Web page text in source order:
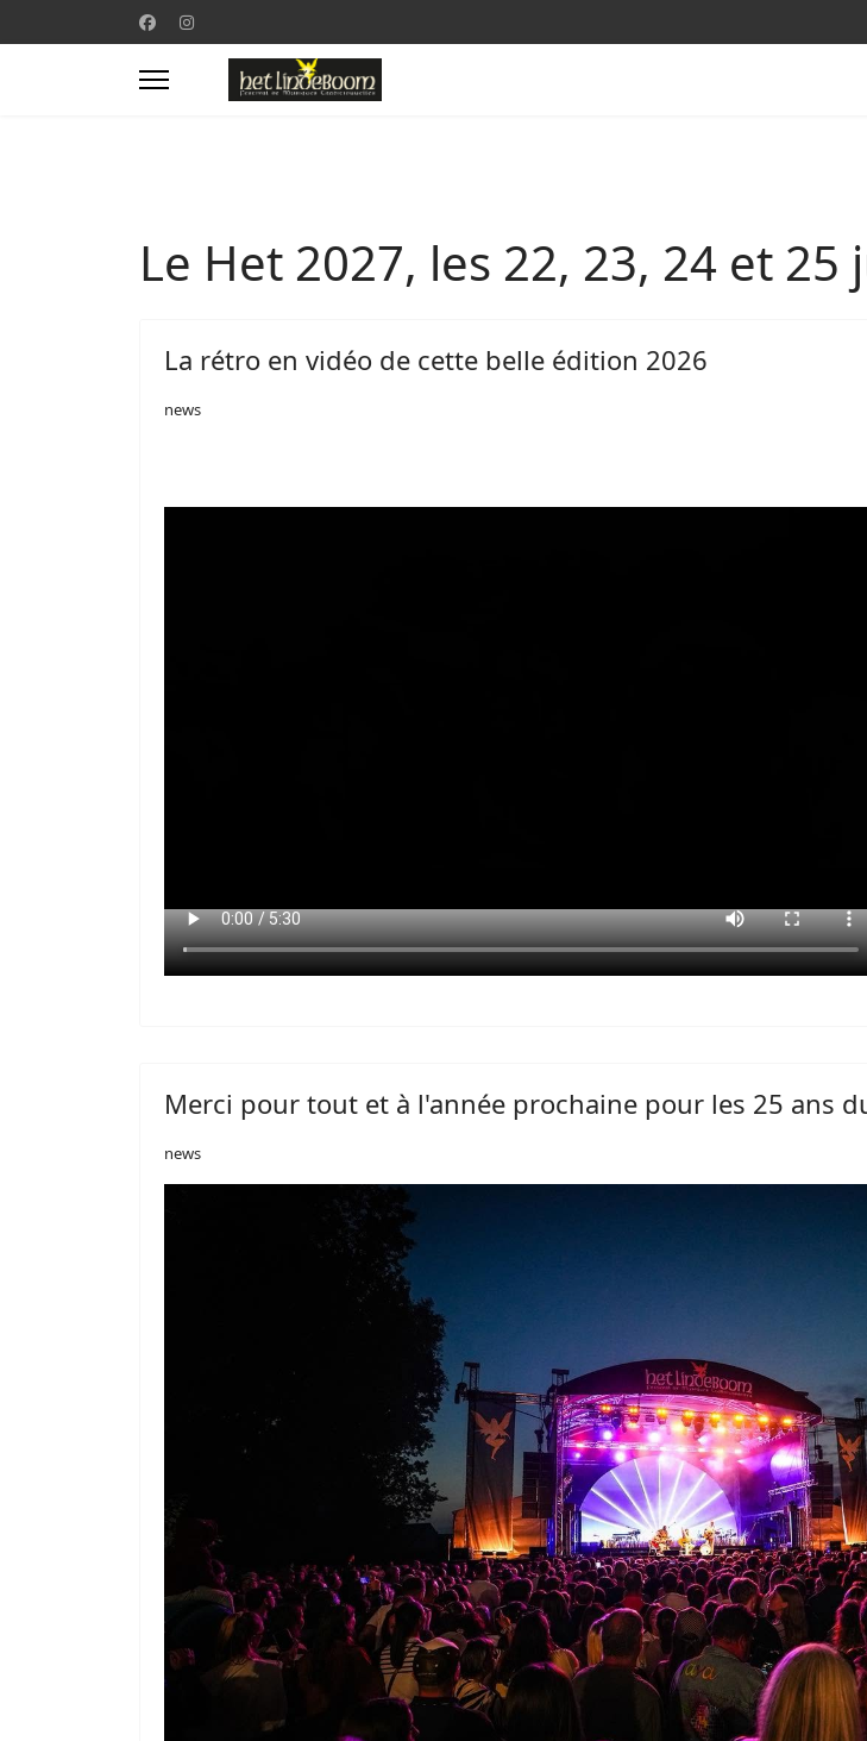
Le Het 2027, les 22, 23, 24 et 25
La rétro en vidéo de cette belle édition 2026
news
Merci pour tout et à l'année prochaine pour les 25 ans
news